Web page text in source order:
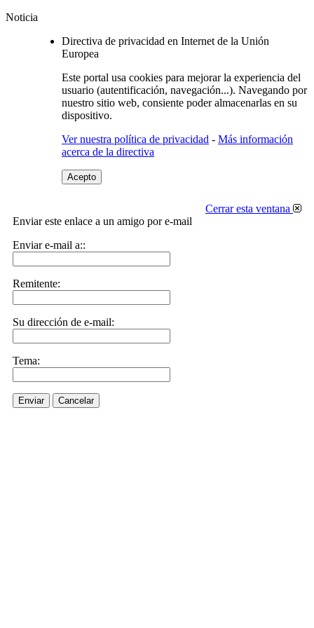
Noticia
Directiva de privacidad en Internet de la Unión
Europea
Este portal usa cookies para mejorar la experiencia del
usuario (autentificación, navegación...). Navegando por
nuestro sitio web, consiente poder almacenarlas en su
dispositivo.
Ver nuestra política de privacidad - Más información
acerca de la directiva
Acepto
Cerrar esta ventana
Enviar este enlace a un amigo por e-mail
Enviar e-mail a::
Remitente:
Su dirección de e-mail:
Tema:
Enviar Cancelar